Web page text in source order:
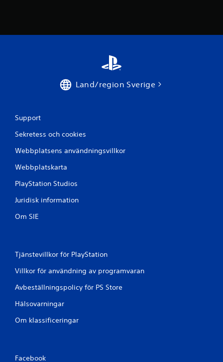
Land/region Sverige
Support
Sekretess och cookies
Webbplatsens användningsvillkor
Webbplatskarta
PlayStation Studios
Juridisk information
Om SIE
Tjänstevillkor för PlayStation
Villkor för användning av programvaran
Avbeställningspolicy för PS Store
Hälsovarningar
Om klassificeringar
Facebook